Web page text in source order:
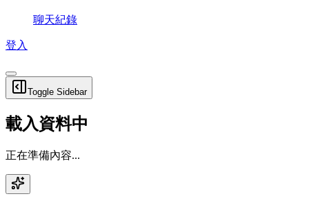
聊天紀錄
登入
Toggle Sidebar
載入資料中
正在準備內容...